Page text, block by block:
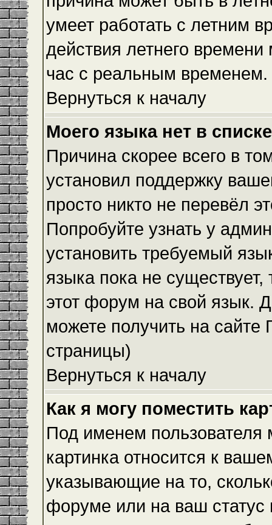
умеет работать с летним
действия летнего
час с реальным временем.
Вернуться к началу
Моего языка нет в
Причина скорее всего в
установил поддержку
просто никто не перевёл
Попробуйте узнать у
установить требуемый
языка пока не
этот форум на свой язык.
можете получить на сайте
страницы)
Вернуться к началу
Как я могу поместить
Под именем пользователя
картинка относится к
указывающие на то,
форуме или на ваш